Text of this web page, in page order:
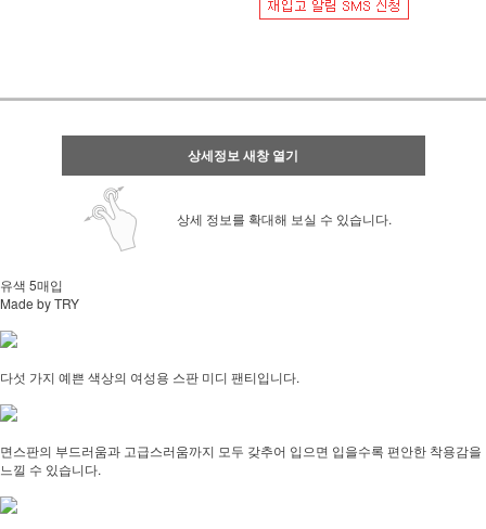
상세정보 새창 열기
상세 정보를 확대해 보실 수 있습니다.
유색 5매입
Made by TRY
다섯 가지 예쁜 색상의 여성용 스판 미디 팬티입니다.
면스판의 부드러움과 고급스러움까지 모두 갖추어 입으면 입을수록 편안한 착용감을
느낄 수 있습니다.